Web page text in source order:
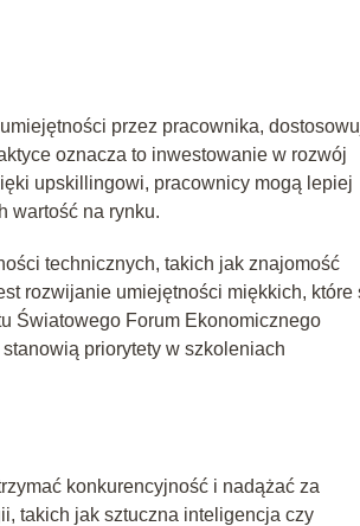
przez pracownika,
oznacza to inwestowanie w rozwój
upskillingowi, pracownicy mogą lepiej
wartość na rynku.
technicznych, takich jak znajomość
rozwijanie umiejętności miękkich, które
Światowego Forum Ekonomicznego
priorytety w szkoleniach
konkurencyjność i nadążać za
takich jak sztuczna inteligencja czy